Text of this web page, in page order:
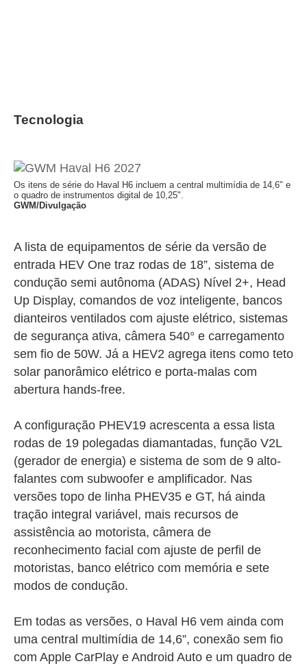
Tecnologia
Os itens de série do Haval H6 incluem a central multimídia de 14,6" e
o quadro de instrumentos digital de 10,25".
GWM/Divulgação
A lista de equipamentos de série da versão de
entrada HEV One traz rodas de 18”, sistema de
condução semi autônoma (ADAS) Nível 2+, Head
Up Display, comandos de voz inteligente, bancos
dianteiros ventilados com ajuste elétrico, sistemas
de segurança ativa, câmera 540° e carregamento
sem fio de 50W. Já a HEV2 agrega itens como teto
solar panorâmico elétrico e porta-malas com
abertura hands-free.
A configuração PHEV19 acrescenta a essa lista
rodas de 19 polegadas diamantadas, função V2L
(gerador de energia) e sistema de som de 9 alto-
falantes com subwoofer e amplificador. Nas
versões topo de linha PHEV35 e GT, há ainda
tração integral variável, mais recursos de
assistência ao motorista, câmera de
reconhecimento facial com ajuste de perfil de
motoristas, banco elétrico com memória e sete
modos de condução.
Em todas as versões, o Haval H6 vem ainda com
uma central multimídia de 14,6”, conexão sem fio
com Apple CarPlay e Android Auto e um quadro de